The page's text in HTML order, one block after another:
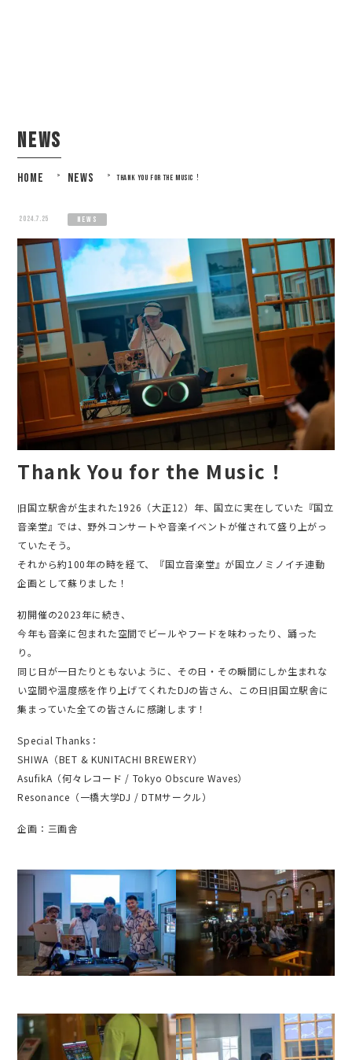
news
HOME > NEWS > THANK YOU FOR THE MUSIC！
2024.7.25 news
Thank You for the Music！
旧国立駅舎が生まれた1926（大正12）年、国立に実在していた『国立
音楽堂』では、野外コンサートや音楽イベントが催されて盛り上がっ
ていたそう。
それから約100年の時を経て、『国立音楽堂』が国立ノミノイチ連動
企画として蘇りました！
初開催の2023年に続き、
今年も音楽に包まれた空間でビールやフードを味わったり、踊った
り。
同じ日が一日たりともないように、その日・その瞬間にしか生まれな
い空間や温度感を作り上げてくれたDJの皆さん、この日旧国立駅舎に
集まっていた全ての皆さんに感謝します！
Special Thanks：
SHIWA（BET & KUNITACHI BREWERY）
AsufikA（何々レコード / Tokyo Obscure Waves）
Resonance（一橋大学DJ / DTMサークル）
企画：三画舎